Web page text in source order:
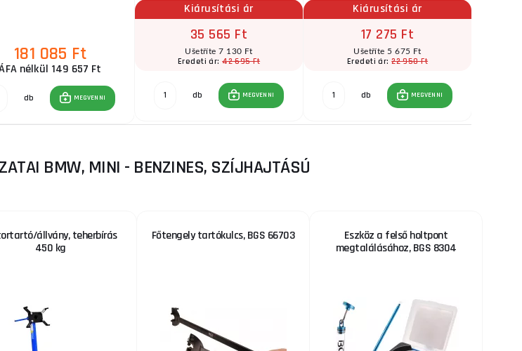
181 085 Ft
nélkül 149 657 Ft
db MEGVENNI
Kiárusítási ár
35 565 Ft
Ušetříte 7 130 Ft
Eredeti ár:42 695 Ft
db MEGVENNI
Kiárusítási ár
17 275 Ft
Ušetříte 5 675 Ft
Eredeti ár:22 950 Ft
db MEGVENNI
BMW, MINI - BENZINES, SZÍJHAJTÁSÚ
állvány, teherbírás
450 kg
Főtengely tartókulcs, BGS 66703
Eszköz a felső holtpont
megtalálásához, BGS 8304